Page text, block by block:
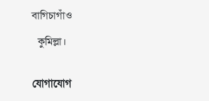
বাগিচাগাঁও
কুমিল্লা।
যোগাযোগ